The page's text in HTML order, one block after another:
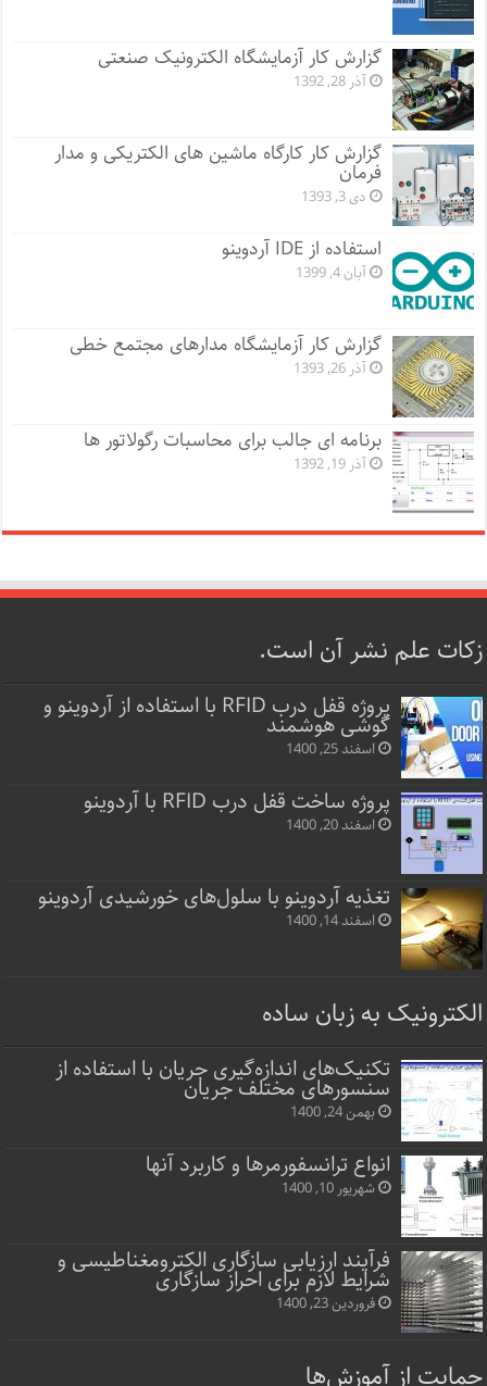
گزارش کار آزمایشگاه الکترونیک صنعتی
آذر 28, 1392
گزارش کار کارگاه ماشین های الکتریکی و مدار
فرمان
دی 3, 1393
استفاده از IDE آردوینو
آبان 4, 1399
گزارش کار آزمایشگاه مدارهای مجتمع خطی
آذر 26, 1393
برنامه ای جالب برای محاسبات رگولاتور ها
آذر 19, 1392
زکات علم نشر آن است.
پروژه قفل‌ درب RFID با استفاده از آردوینو و
گوشی هوشمند
اسفند 25, 1400
پروژه ساخت قفل‌ درب RFID با آردوینو
اسفند 20, 1400
تغذیه آردوینو با سلول‌های خورشیدی آردوینو
اسفند 14, 1400
الکترونیک به زبان ساده
تکنیک‌های اندازه‌گیری جریان با استفاده از
سنسورهای مختلف جریان
بهمن 24, 1400
انواع ترانسفورمرها و کاربرد آنها
شهریور 10, 1400
فرآیند ارزیابی سازگاری الکترومغناطیسی و
شرایط لازم برای احراز سازگاری
فروردین 23, 1400
حمایت از آموزش‌ها